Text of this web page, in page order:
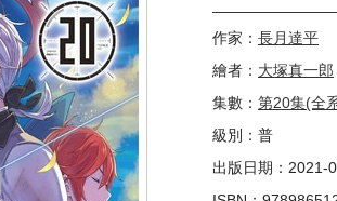
作家： 長月達平
繪者： 大塚真一郎
集數： 第20集(全
級別：普
出版日期：2021-